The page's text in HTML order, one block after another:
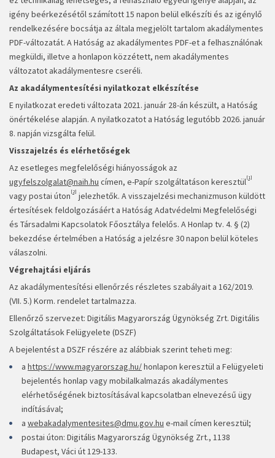
igény beérkezésétől számított 15 napon belül elkészíti és az igénylő
rendelkezésére bocsátja az általa megjelölt tartalom akadálymentes
PDF-változatát. A Hatóság az akadálymentes PDF-et a felhasználónak
megküldi, illetve a honlapon közzétett, nem akadálymentes
változatot akadálymentesre cseréli.
Az akadálymentesítési nyilatkozat elkészítése
E nyilatkozat eredeti változata 2021. január 28-án készült, a Hatóság
önértékelése alapján. A nyilatkozatot a Hatóság legutóbb 2026. január
8. napján vizsgálta felül.
Visszajelzés és elérhetőségek
Az esetleges megfelelőségi hiányosságok az
ugyfelszolgalat@naih.hu címen, e-Papír szolgáltatáson keresztül[1]
vagy postai úton [2] jelezhetők. A visszajelzési mechanizmuson küldött
értesítések feldolgozásáért a Hatóság Adatvédelmi Megfelelőségi
és Társadalmi Kapcsolatok Főosztálya felelős. A Honlap tv. 4. § (2)
bekezdése értelmében a Hatóság a jelzésre 30 napon belül köteles
válaszolni.
Végrehajtási eljárás
Az akadálymentesítési ellenőrzés részletes szabályait a 162/2019.
(VII. 5.) Korm. rendelet tartalmazza.
Ellenőrző szervezet: Digitális Magyarország Ügynökség Zrt. Digitális
Szolgáltatások Felügyelete (DSZF)
A bejelentést a DSZF részére az alábbiak szerint teheti meg:
a https://www.magyarorszag.hu/honlapon keresztül a Felügyeleti
bejelentés honlap vagy mobilalkalmazás akadálymentes
elérhetőségének biztosításával kapcsolatban elnevezésű ügy
indításával;
a webakadalymentesites@dmu.gov.hu e-mail címen keresztül;
postai úton: Digitális Magyarország Ügynökség Zrt., 1138
Budapest, Váci út 129-133.